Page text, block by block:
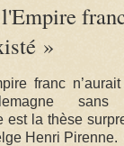
»
franc
sans
est la thèse
Henri Pirenne.